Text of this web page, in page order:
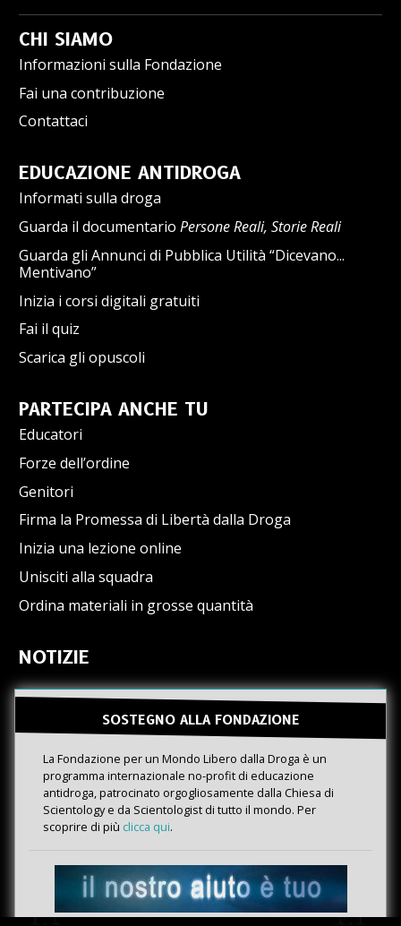
CHI SIAMO
Informazioni sulla Fondazione
Fai una contribuzione
Contattaci
EDUCAZIONE ANTIDROGA
Informati sulla droga
Guarda il documentario Persone Reali, Storie Reali
Guarda gli Annunci di Pubblica Utilità “Dicevano...
Mentivano”
Inizia i corsi digitali gratuiti
Fai il quiz
Scarica gli opuscoli
PARTECIPA ANCHE TU
Educatori
Forze dell’ordine
Genitori
Firma la Promessa di Libertà dalla Droga
Inizia una lezione online
Unisciti alla squadra
Ordina materiali in grosse quantità
NOTIZIE
SOSTEGNO ALLA FONDAZIONE
La Fondazione per un Mondo Libero dalla Droga è un
programma internazionale no-profit di educazione
antidroga, patrocinato orgogliosamente dalla Chiesa di
Scientology e da Scientologist di tutto il mondo. Per
scoprire di più clicca qui.